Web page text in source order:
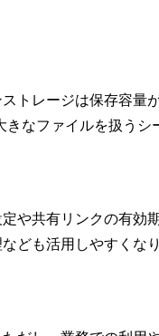
レージは保存容量
なファイルを扱うシ
や共有リンクの有効
ども活用しやすくなり